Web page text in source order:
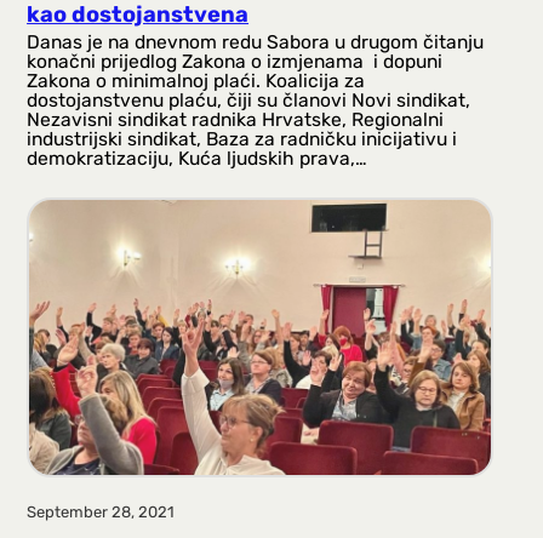
kao dostojanstvena
Danas je na dnevnom redu Sabora u drugom čitanju
konačni prijedlog Zakona o izmjenama i dopuni
Zakona o minimalnoj plaći. Koalicija za
dostojanstvenu plaću, čiji su članovi Novi sindikat,
Nezavisni sindikat radnika Hrvatske, Regionalni
industrijski sindikat, Baza za radničku inicijativu i
demokratizaciju, Kuća ljudskih prava,…
September 28, 2021